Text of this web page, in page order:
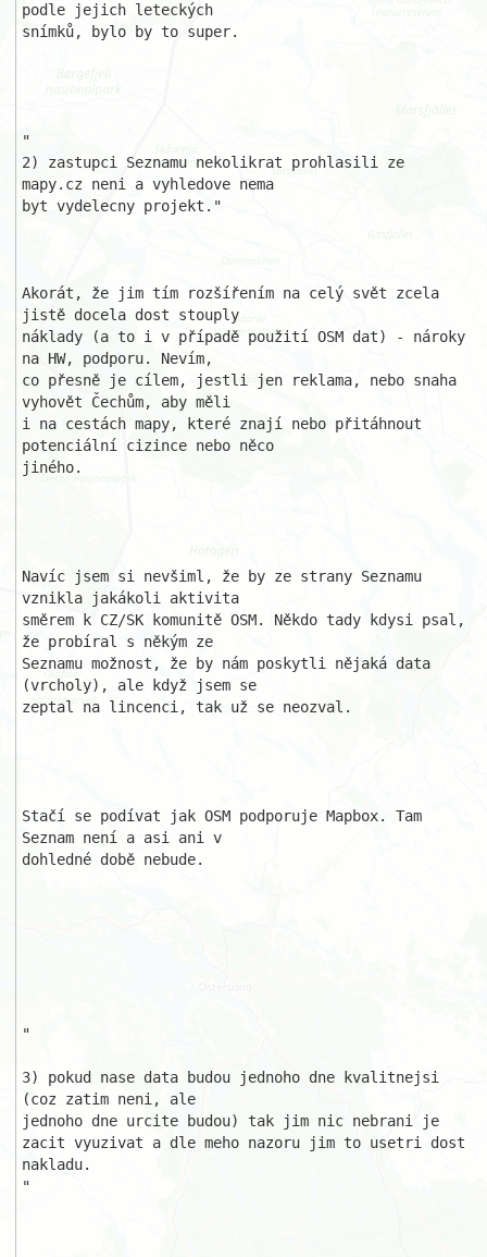
podle jejich leteckých
snímků, bylo by to super.
"
2) zastupci Seznamu nekolikrat prohlasili ze
mapy.cz neni a vyhledove nema
byt vydelecny projekt."
Akorát, že jim tím rozšířením na celý svět zcela
jistě docela dost stouply
náklady (a to i v případě použití OSM dat) - nároky
na HW, podporu. Nevím,
co přesně je cílem, jestli jen reklama, nebo snaha
vyhovět Čechům, aby měli
i na cestách mapy, které znají nebo přitáhnout
potenciální cizince nebo něco
jiného.
Navíc jsem si nevšiml, že by ze strany Seznamu
vznikla jakákoli aktivita
směrem k CZ/SK komunitě OSM. Někdo tady kdysi psal,
že probíral s někým ze
Seznamu možnost, že by nám poskytli nějaká data
(vrcholy), ale když jsem se
zeptal na lincenci, tak už se neozval.
Stačí se podívat jak OSM podporuje Mapbox. Tam
Seznam není a asi ani v
dohledné době nebude.
"
3) pokud nase data budou jednoho dne kvalitnejsi
(coz zatim neni, ale
jednoho dne urcite budou) tak jim nic nebrani je
zacit vyuzivat a dle meho nazoru jim to usetri dost
nakladu.
"